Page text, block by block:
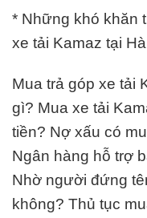
* Những khó khăn
xe tải Kamaz tại
Mua trả góp xe tải
gì? Mua xe tải
tiền? Nợ xấu có
Ngân hàng hỗ trợ
Nhờ người đứng
không? Thủ tục